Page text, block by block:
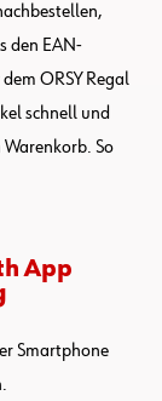
den EAN-
ORSY Regal
schnell und
So
App
Smartphone